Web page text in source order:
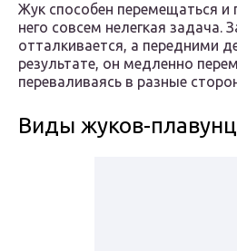
Жук способен перемещаться и
него совсем нелегкая задача.
отталкивается, а передними
результате, он медленно
переваливаясь в разные
Виды жуков-